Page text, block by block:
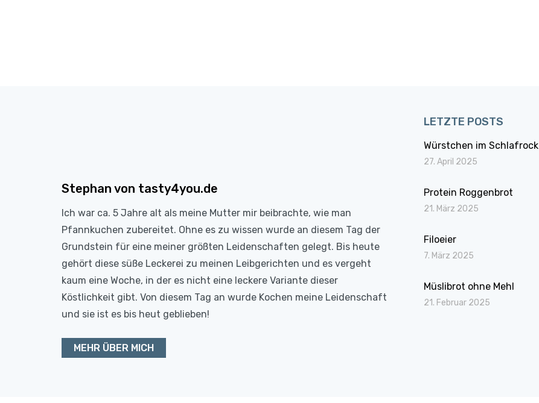
Stephan von tasty4you.de
Ich war ca. 5 Jahre alt als meine Mutter mir beibrachte, wie man
Pfannkuchen zubereitet. Ohne es zu wissen wurde an diesem Tag der
Grundstein für eine meiner größten Leidenschaften gelegt. Bis heute
gehört diese süße Leckerei zu meinen Leibgerichten und es vergeht
kaum eine Woche, in der es nicht eine leckere Variante dieser
Köstlichkeit gibt. Von diesem Tag an wurde Kochen meine Leidenschaft
und sie ist es bis heut geblieben!
MEHR ÜBER MICH
LETZTE POSTS
Würstchen im Schlafrock
27. April 2025
Protein Roggenbrot
21. März 2025
Filoeier
7. März 2025
Müslibrot ohne Mehl
21. Februar 2025